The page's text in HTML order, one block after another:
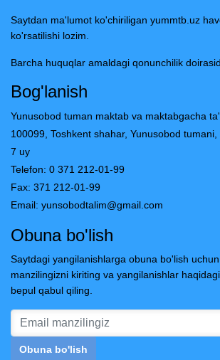
Saytdan ma'lumot ko'chiriligan yummtb.uz
ko'rsatilishi lozim.
Barcha huquqlar amaldagi qonunchilik
Bog'lanish
Yunusobod tuman maktab va maktabgacha
100099, Toshkent shahar, Yunusobod tumani,
7 uy
Telefon: 0 371 212-01-99
Fax: 371 212-01-99
Email: yunsobodtalim@gmail.com
Obuna bo'lish
Saytdagi yangilanishlarga obuna bo'lish
manzilingizni kiriting va yangilanishlar
bepul qabul qiling.
Obuna bo'lish